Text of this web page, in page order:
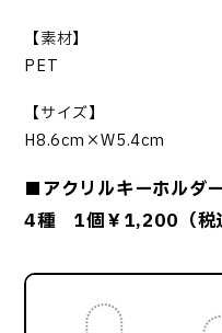
【素材】
PET
【サイズ】
H8.6cm×W5.4cm
■アクリルキーホルダ
4種 1個￥1,200（税